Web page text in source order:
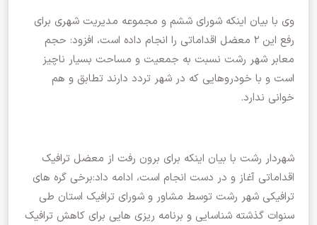
وی با بیان اینکه شورای ششم و مجموعه مدیریت شهری برای
رفع این ۲ معضل اقداماتی را انجام داده است، افزود: حجم
معابر شهر رشت نسبت به جمعیت و مساحت بسیار ناچیز
است و با خودروهایی که در شهر تردد دارند تطابق و هم
خوانی ندارد.
شهردار رشت با بیان اینکه برای برون رفت از معضل ترافیک
اقداماتی آغاز و در دست انجام است، ادامه داد:برخی گره های
ترافیکی شهر رشت توسط مشاور و شورای ترافیک استان طی
سنوات گذشته شناسایی و برنامه ریزی هایی برای کاهش ترافیک